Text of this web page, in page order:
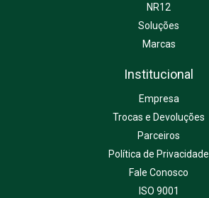
NR12
Soluções
Marcas
Institucional
Empresa
Trocas e Devoluções
Parceiros
Política de Privacidade
Fale Conosco
ISO 9001